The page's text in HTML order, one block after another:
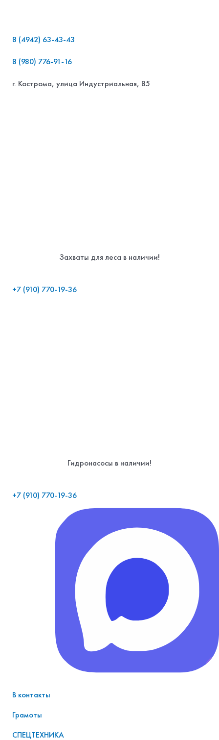
8 (4942) 63-43-43
8 (980) 776-91-16
г. Кострома, улица Индустриальная, 85
Захваты для леса в наличии!
+7 (910) 770-19-36
Гидронасосы в наличии!
+7 (910) 770-19-36
В контакты
Грамоты
СПЕЦТЕХНИКА